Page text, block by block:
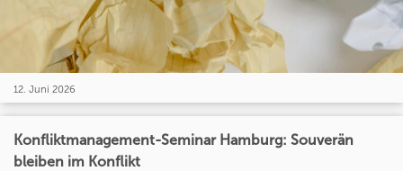
12. Juni 2026
Konfliktmanagement-Seminar Hamburg: Souverän
bleiben im Konflikt